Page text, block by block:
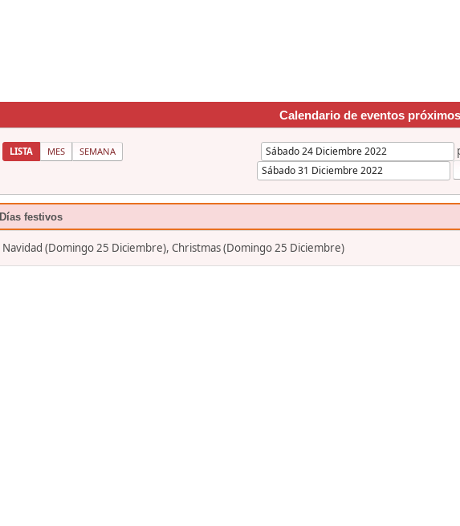
Calendario de eventos próximos
LISTA MES SEMANA
Días festivos
Navidad (Domingo 25 Diciembre), Christmas (Domingo 25 Diciembre)